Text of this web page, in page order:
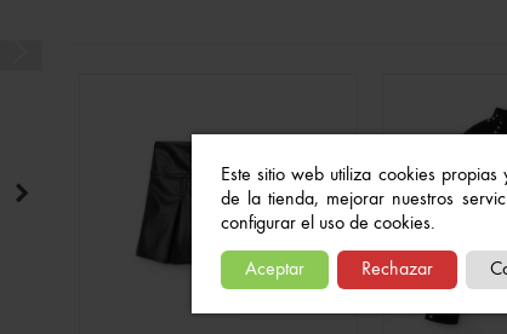
Este sitio web utiliza cookies
de la tienda, mejorar nuestros
configurar el uso de cookies.
Aceptar Rechazar
Calcetines Bluey Surtidos